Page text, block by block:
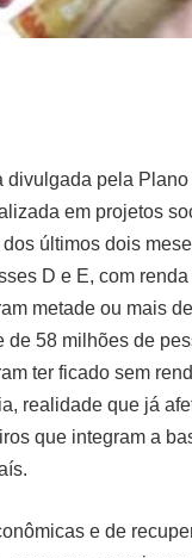
divulgada pela Plano
em projetos
últimos dois
D e E, com
metade ou mais
de 58 milhões de
ter ficado sem
realidade que já
que integram a
e de